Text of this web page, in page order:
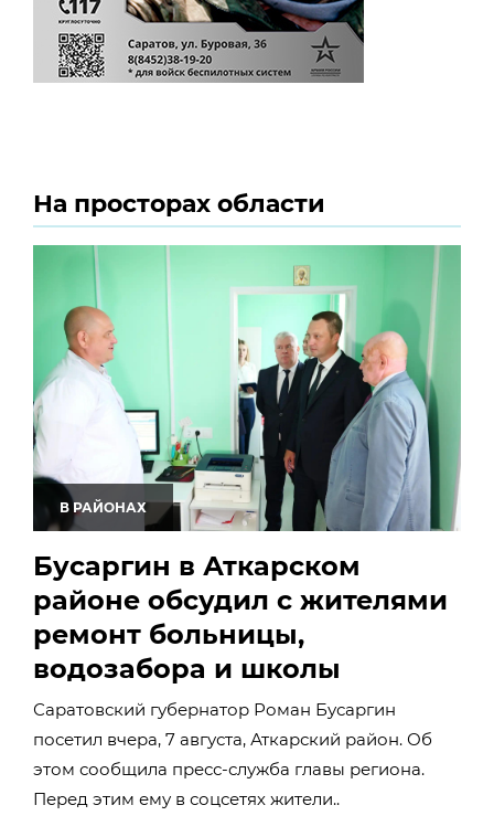
На просторах области
В РАЙОНАХ
Бусаргин в Аткарском
районе обсудил с жителями
ремонт больницы,
водозабора и школы
Саратовский губернатор Роман Бусаргин
посетил вчера, 7 августа, Аткарский район. Об
этом сообщила пресс-служба главы региона.
Перед этим ему в соцсетях жители..